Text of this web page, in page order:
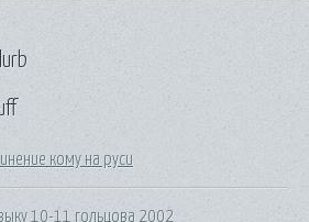
кому на руси
10-11 гольцова 2002